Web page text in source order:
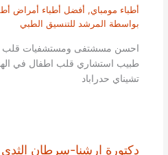
أطباء مومباي, أفضل أطباء أمراض
بواسطة المرشد للتنسيق الطبي
احسن مسشتفى ومستشفيات قلب
طبيب استشاري قلب اطفال في
تشيناي حدراباد
دكتورة ارشنا-سرطان الثدي